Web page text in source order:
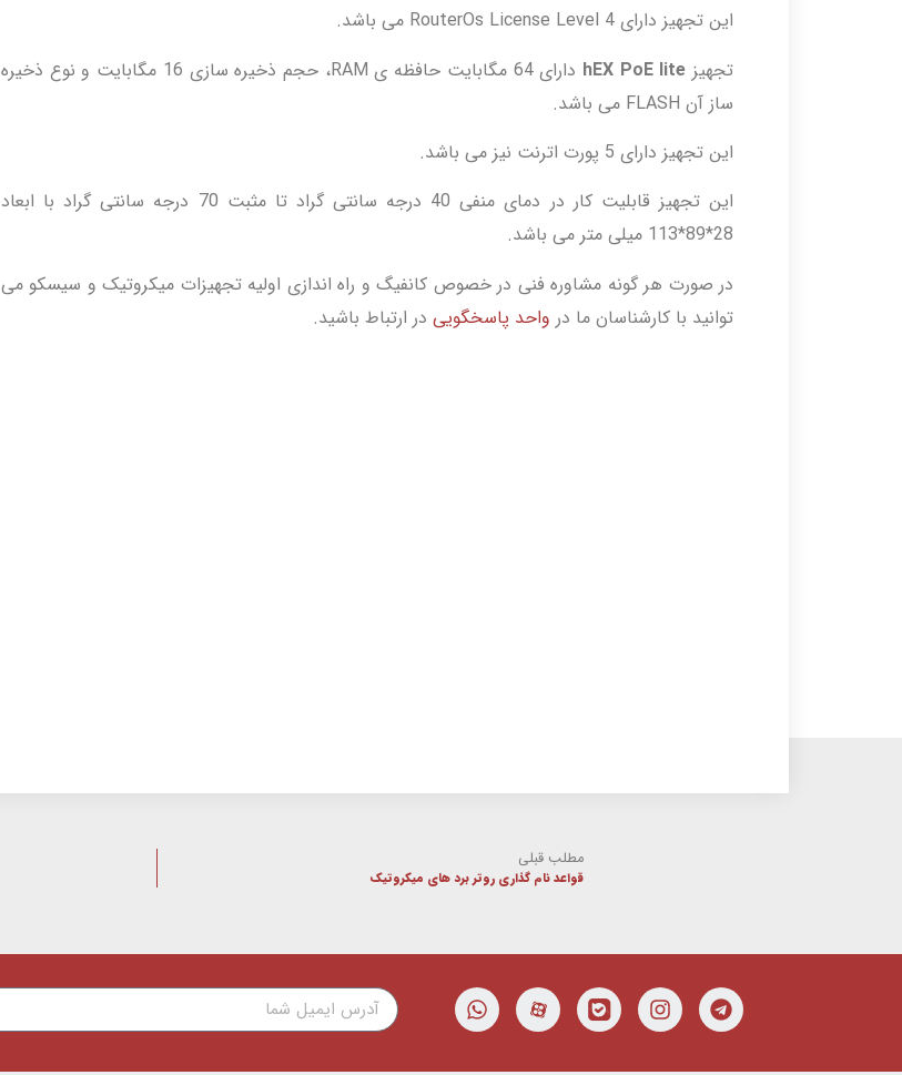
این تجهیز دارای RouterOs License Level 4 می باشد.
تجهیز hEX PoE lite
دارای 64 مگابایت حافظه ی RAM، حجم ذخیره سازی 16 مگابایت و نوع ذخیره
ساز آن FLASH می باشد.
این تجهیز دارای 5 پورت اترنت نیز می باشد.
این تجهیز قابلیت کار در دمای منفی 40 درجه سانتی گراد تا مثبت 70 درجه سانتی گراد با ابعاد
28*89*113 میلی متر می باشد.
در صورت هر گونه مشاوره فنی در خصوص کانفیگ و راه اندازی اولیه تجهیزات میکروتیک و سیسکو می
توانید با کارشناسان ما در واحد پاسخگویی در ارتباط باشید.
مطلب قبلی
قواعد نام گذاری روتر برد های میکروتیک